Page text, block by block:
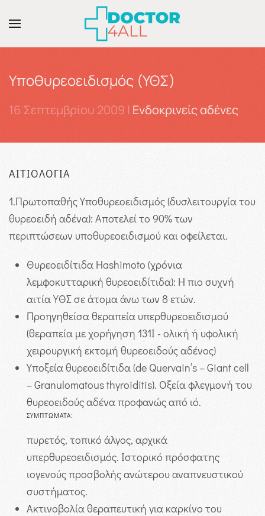
Skip to main content
Υποθυρεοειδισμός (ΥΘΣ)
16 Σεπτεμβρίου 2009 | Ενδοκρινείς αδένες
ΑΙΤΙΟΛΟΓΊΑ
1.Πρωτοπαθής Υποθυρεοειδισμός (δυσλειτουργία του
θυρεοειδή αδένα): Αποτελεί το 90% των
περιπτώσεων υποθυρεοειδισμού και οφείλεται.
Θυρεοειδίτιδα Hashimoto (χρόνια
λεμφοκυτταρική θυρεοειδίτιδα): Η πιο συχνή
αιτία ΥΘΣ σε άτομα άνω των 8 ετών.
Προηγηθείσα θεραπεία υπερθυρεοειδισμού
(θεραπεία με χορήγηση 131Ι - ολική ή υφολική
χειρουργική εκτομή θυρεοειδούς αδένος)
Υποξεία θυρεοειδίτιδα (de Quervain’s – Giant cell
– Granulomatous thyroiditis). Οξεία φλεγμονή του
θυρεοειδούς αδένα προφανώς από ιό.
ΣΥΜΠΤΏΜΑΤΑ:
πυρετός, τοπικό άλγος, αρχικά
υπερθυρεοειδισμός. Ιστορικό πρόσφατης
ιογενούς προσβολής ανώτερου αναπνευστικού
συστήματος.
Ακτινοβολία θεραπευτική για καρκίνο του